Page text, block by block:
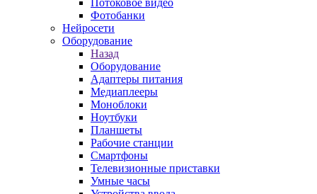
Потоковое видео
Фотобанки
Нейросети
Оборудование
Назад
Оборудование
Адаптеры питания
Медиаплееры
Моноблоки
Ноутбуки
Планшеты
Рабочие станции
Смартфоны
Телевизионные приставки
Умные часы